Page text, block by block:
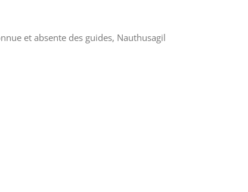
et absente des guides, Nauthusagil